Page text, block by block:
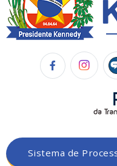
Sistema de